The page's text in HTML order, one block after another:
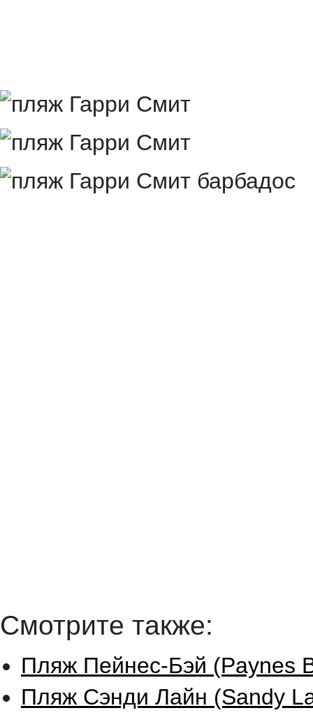
Смотрите также:
Пляж Пейнес-Бэй (Paynes
Пляж Сэнди Лайн (Sandy